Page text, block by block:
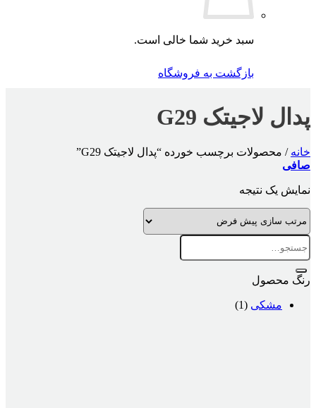
سبد خرید شما خالی است.
بازگشت به فروشگاه
پدال لاجیتک G29
خانه / محصولات برچسب خورده “پدال لاجیتک G29”
صافی
نمایش یک نتیجه
جستجو
برای:
رنگ محصول
مشکی (1)